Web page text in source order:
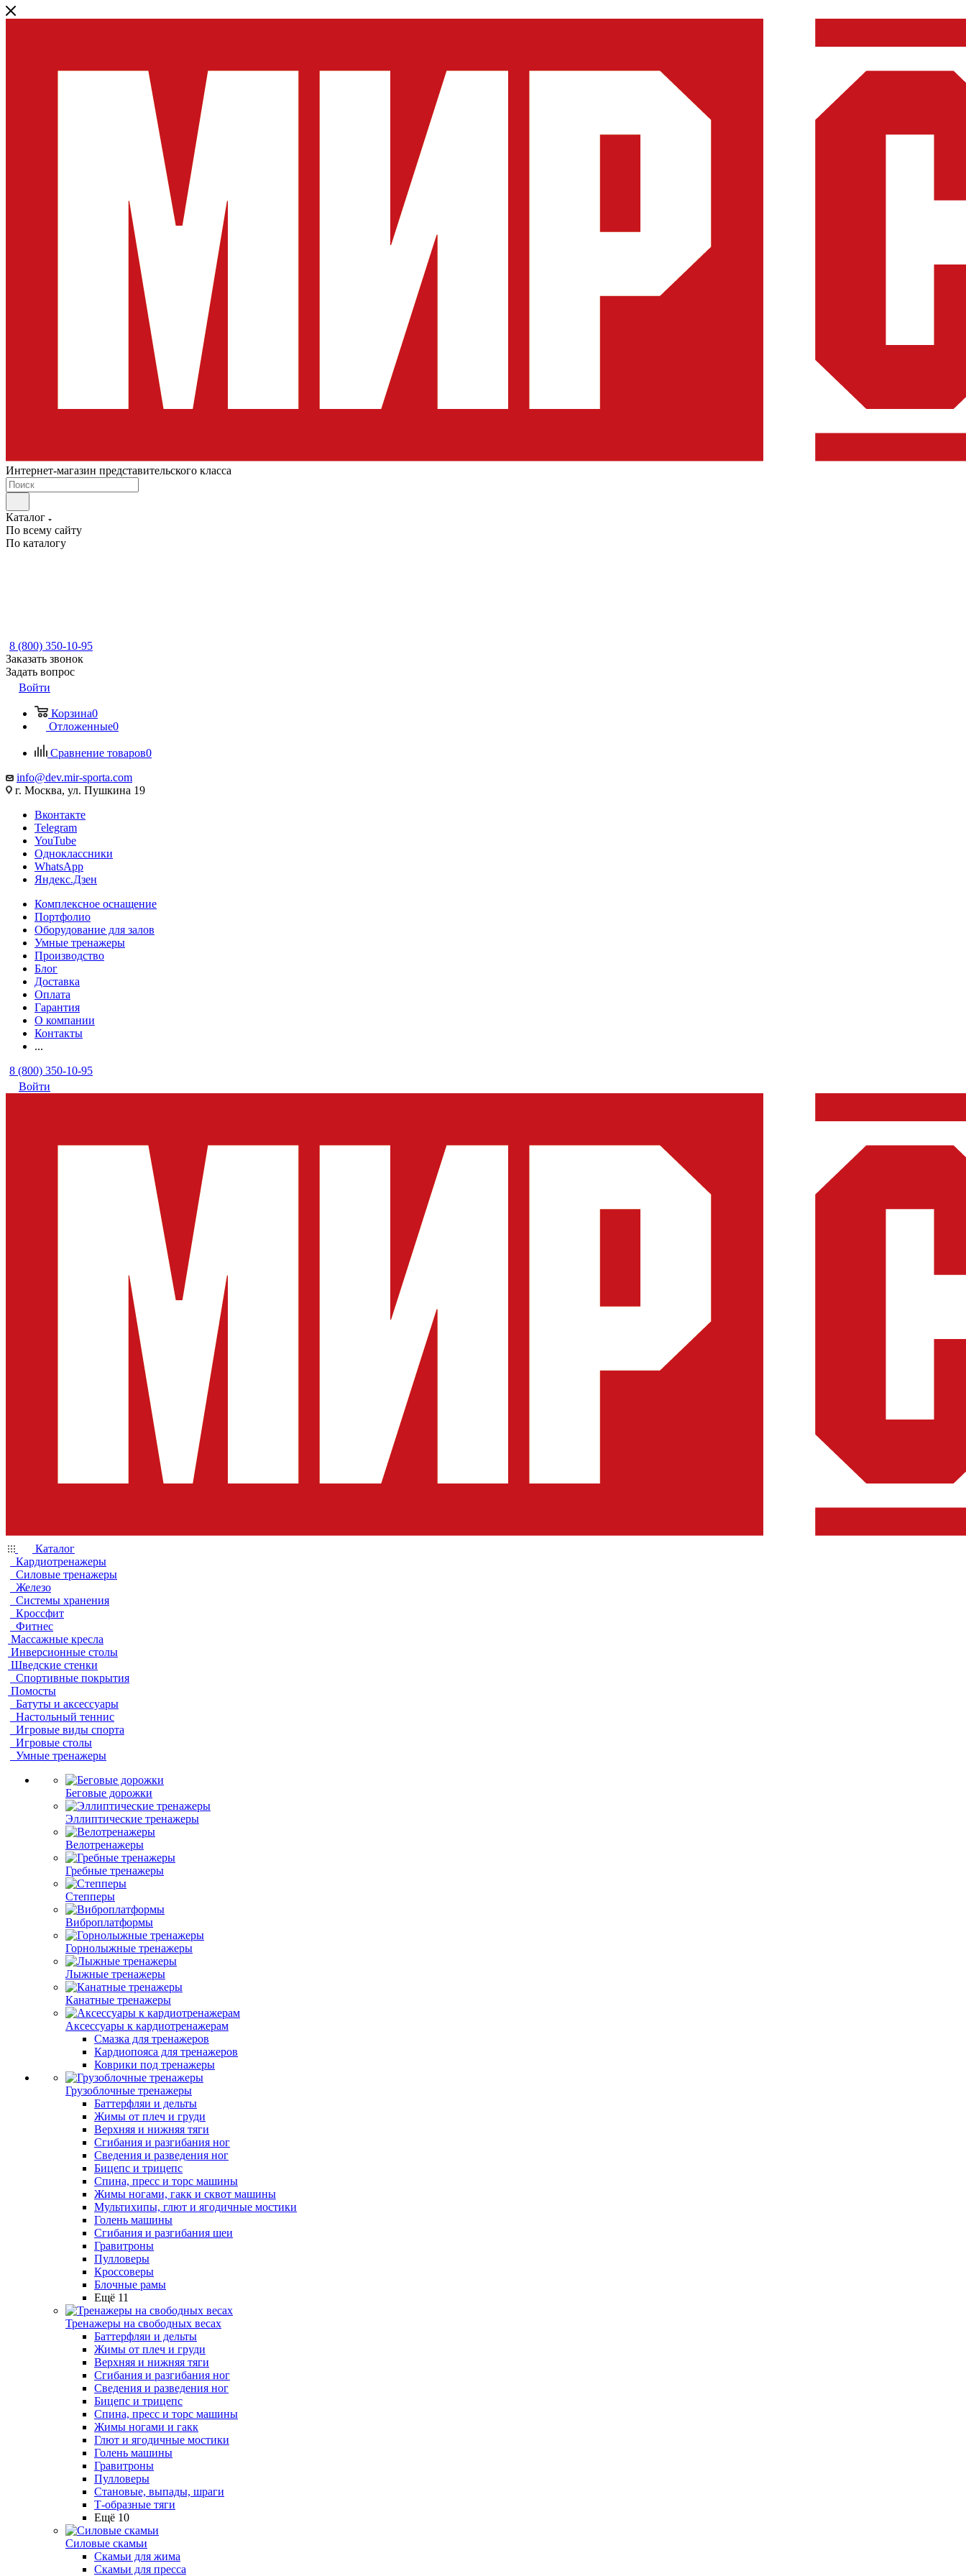
Интернет-магазин представительского класса
Каталог
По всему сайту
По каталогу
8 (800) 350-10-95
Заказать звонок
Задать вопрос
Войти
Корзина0
Отложенные0
Сравнение товаров0
info@dev.mir-sporta.com
г. Москва, ул. Пушкина 19
Вконтакте
Telegram
YouTube
Одноклассники
WhatsApp
Яндекс.Дзен
Комплексное оснащение
Портфолио
Оборудование для залов
Умные тренажеры
Производство
Блог
Доставка
Оплата
Гарантия
О компании
Контакты
...
8 (800) 350-10-95
Войти
Каталог
Кардиотренажеры
Силовые тренажеры
Железо
Системы хранения
Кроссфит
Фитнес
Массажные кресла
Инверсионные столы
Шведские стенки
Спортивные покрытия
Помосты
Батуты и аксессуары
Настольный теннис
Игровые виды спорта
Игровые столы
Умные тренажеры
Беговые дорожки
Эллиптические тренажеры
Велотренажеры
Гребные тренажеры
Степперы
Виброплатформы
Горнолыжные тренажеры
Лыжные тренажеры
Канатные тренажеры
Аксессуары к кардиотренажерам
Смазка для тренажеров
Кардиопояса для тренажеров
Коврики под тренажеры
Грузоблочные тренажеры
Баттерфляи и дельты
Жимы от плеч и груди
Верхняя и нижняя тяги
Сгибания и разгибания ног
Сведения и разведения ног
Бицепс и трицепс
Спина, пресс и торс машины
Жимы ногами, гакк и сквот машины
Мультихипы, глют и ягодичные мостики
Голень машины
Сгибания и разгибания шеи
Гравитроны
Пулловеры
Кроссоверы
Блочные рамы
Ещё 11
Тренажеры на свободных весах
Баттерфляи и дельты
Жимы от плеч и груди
Верхняя и нижняя тяги
Сгибания и разгибания ног
Сведения и разведения ног
Бицепс и трицепс
Спина, пресс и торс машины
Жимы ногами и гакк
Глют и ягодичные мостики
Голень машины
Гравитроны
Пулловеры
Становые, выпады, шраги
Т-образные тяги
Ещё 10
Силовые скамьи
Скамьи для жима
Скамьи для пресса